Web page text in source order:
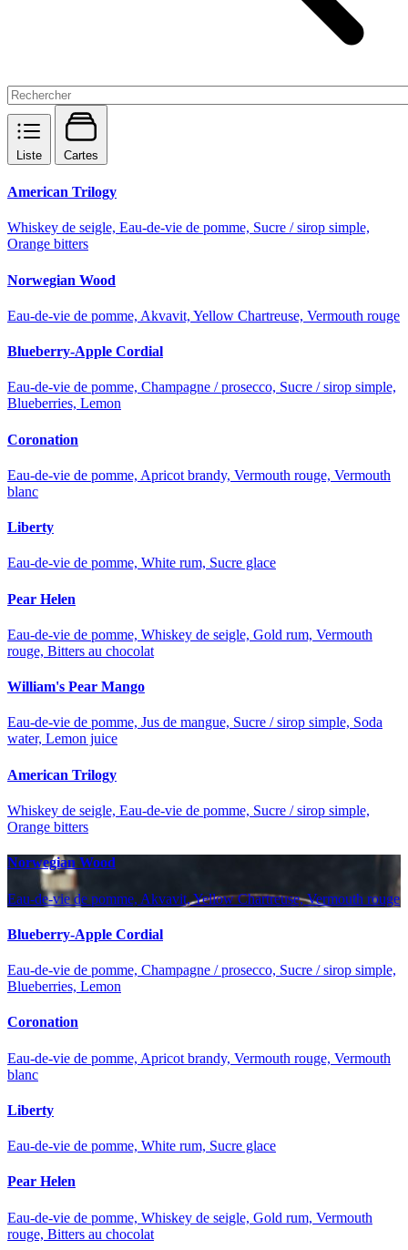
Liste Cartes
American Trilogy
Whiskey de seigle, Eau-de-vie de pomme, Sucre / sirop simple,
Orange bitters
Norwegian Wood
Eau-de-vie de pomme, Akvavit, Yellow Chartreuse, Vermouth rouge
Blueberry-Apple Cordial
Eau-de-vie de pomme, Champagne / prosecco, Sucre / sirop simple,
Blueberries, Lemon
Coronation
Eau-de-vie de pomme, Apricot brandy, Vermouth rouge, Vermouth
blanc
Liberty
Eau-de-vie de pomme, White rum, Sucre glace
Pear Helen
Eau-de-vie de pomme, Whiskey de seigle, Gold rum, Vermouth
rouge, Bitters au chocolat
William's Pear Mango
Eau-de-vie de pomme, Jus de mangue, Sucre / sirop simple, Soda
water, Lemon juice
American Trilogy
Whiskey de seigle, Eau-de-vie de pomme, Sucre / sirop simple,
Orange bitters
Norwegian Wood
Eau-de-vie de pomme, Akvavit, Yellow Chartreuse, Vermouth rouge
Blueberry-Apple Cordial
Eau-de-vie de pomme, Champagne / prosecco, Sucre / sirop simple,
Blueberries, Lemon
Coronation
Eau-de-vie de pomme, Apricot brandy, Vermouth rouge, Vermouth
blanc
Liberty
Eau-de-vie de pomme, White rum, Sucre glace
Pear Helen
Eau-de-vie de pomme, Whiskey de seigle, Gold rum, Vermouth
rouge, Bitters au chocolat